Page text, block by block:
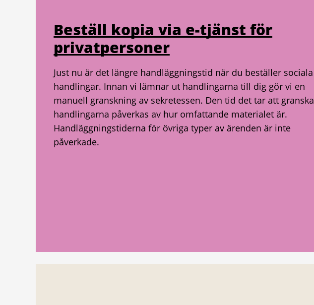
Beställ kopia via e-tjänst för
privatpersoner
Just nu är det längre handläggningstid när du beställer sociala
handlingar. Innan vi lämnar ut handlingarna till dig gör vi en
manuell granskning av sekretessen. Den tid det tar att granska
handlingarna påverkas av hur omfattande materialet är.
Handläggningstiderna för övriga typer av ärenden är inte
påverkade.